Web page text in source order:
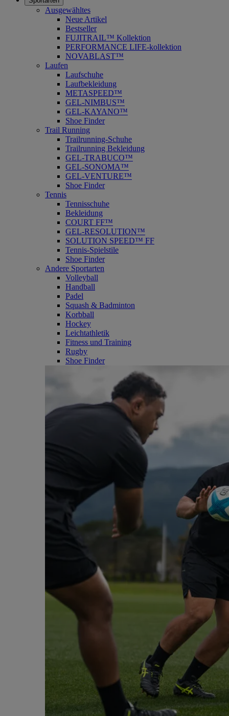
Ausgewähltes
Neue Artikel
Bestseller
FUJITRAIL™ Kollektion
PERFORMANCE LIFE-kollektion
NOVABLAST™
Laufen
Laufschuhe
Laufbekleidung
METASPEED™
GEL-NIMBUS™
GEL-KAYANO™
Shoe Finder
Trail Running
Trailrunning-Schuhe
Trailrunning Bekleidung
GEL-TRABUCO™
GEL-SONOMA™
GEL-VENTURE™
Shoe Finder
Tennis
Tennisschuhe
Bekleidung
COURT FF™
GEL-RESOLUTION™
SOLUTION SPEED™ FF
Tennis-Spielstile
Shoe Finder
Andere Sportarten
Volleyball
Handball
Padel
Squash & Badminton
Korbball
Hockey
Leichtathletik
Fitness und Training
Rugby
Shoe Finder